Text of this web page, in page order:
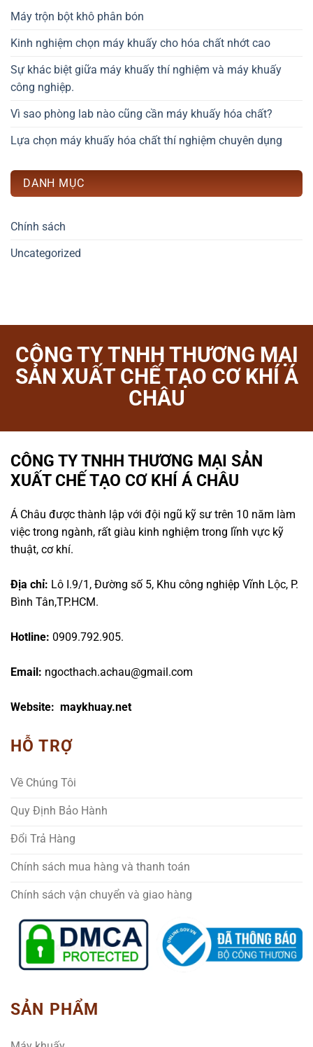
Máy trộn bột khô phân bón
Kinh nghiệm chọn máy khuấy cho hóa chất nhớt cao
Sự khác biệt giữa máy khuấy thí nghiệm và máy khuấy
công nghiệp.
Vì sao phòng lab nào cũng cần máy khuấy hóa chất?
Lựa chọn máy khuấy hóa chất thí nghiệm chuyên dụng
DANH MỤC
Chính sách
Uncategorized
CÔNG TY TNHH THƯƠNG MẠI
SẢN XUẤT CHẾ TẠO CƠ KHÍ Á
CHÂU
CÔNG TY TNHH THƯƠNG MẠI SẢN
XUẤT CHẾ TẠO CƠ KHÍ Á CHÂU
Á Châu được thành lập với đội ngũ kỹ sư trên 10 năm làm
việc trong ngành, rất giàu kinh nghiệm trong lĩnh vực kỹ
thuật, cơ khí.
Địa chỉ: Lô I.9/1, Đường số 5, Khu công nghiệp Vĩnh Lộc, P.
Bình Tân,TP.HCM.
Hotline: 0909.792.905.
Email: ngocthach.achau@gmail.com
Website: maykhuay.net
HỖ TRỢ
Về Chúng Tôi
Quy Định Bảo Hành
Đổi Trả Hàng
Chính sách mua hàng và thanh toán
Chính sách vận chuyển và giao hàng
SẢN PHẨM